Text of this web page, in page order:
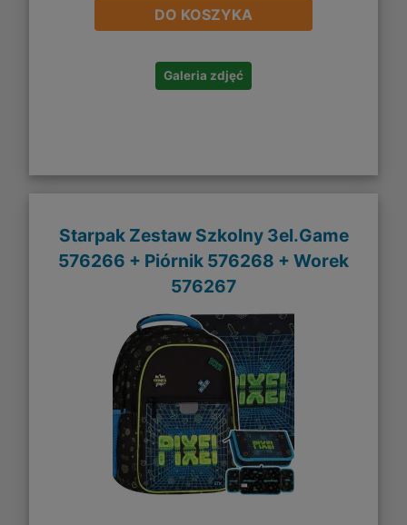
DO KOSZYKA
Galeria zdjęć
Starpak Zestaw Szkolny 3el.Game
576266 + Piórnik 576268 + Worek
576267